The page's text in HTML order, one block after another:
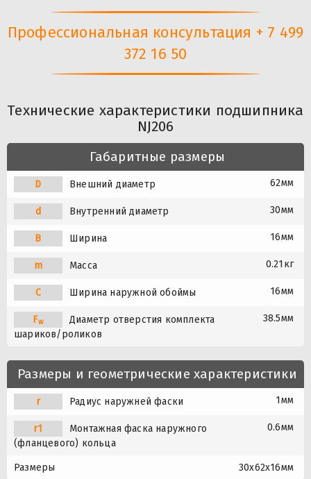
Профессиональная консультация + 7 499
372 16 50
Технические характеристики подшипника
NJ206
Габаритные размеры
D Внешний диаметр 62мм
d Внутренний диаметр 30мм
B Ширина 16мм
m Масса 0.21кг
C Ширина наружной обоймы 16мм
Fw
Диаметр отверстия комплекта
шариков/роликов
38.5мм
Размеры и геометрические характеристики
r Радиус наружней фаски 1мм
r1
Монтажная фаска наружного
(фланцевого) кольца
0.6мм
Размеры 30x62x16мм